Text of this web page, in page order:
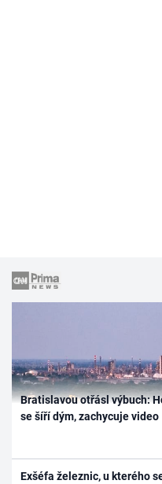
Bratislavou otřásl výbuch:
se šíří dým, zachycuje video
Exšéfa železnic, u kterého